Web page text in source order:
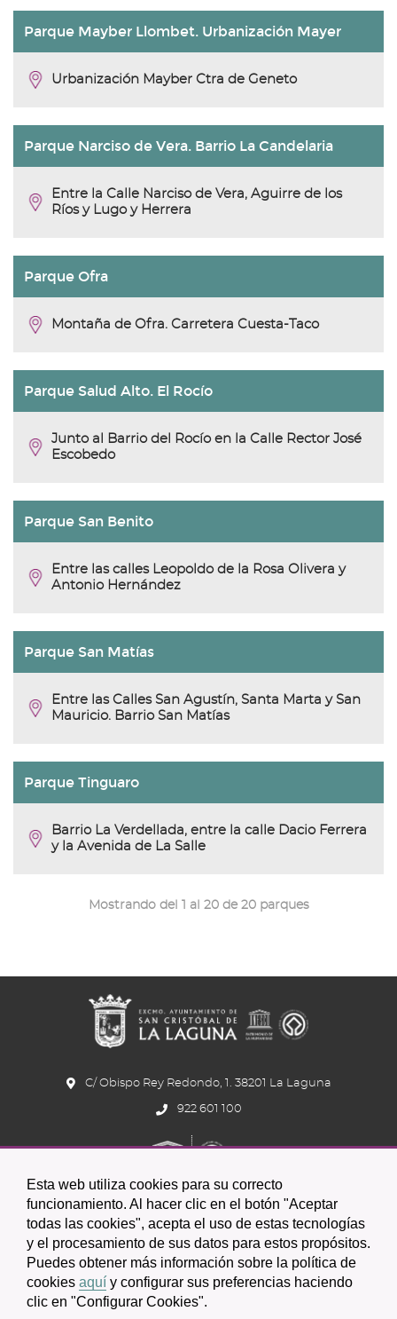
Esta web utiliza cookies para su correcto
funcionamiento. Al hacer clic en el botón "Aceptar
todas las cookies", acepta el uso de estas tecnologías
y el procesamiento de sus datos para estos propósitos.
Puedes obtener más información sobre la política de
cookies aquí y configurar sus preferencias haciendo
clic en "Configurar Cookies".
Parque Mayber Llombet. Urbanización Mayer
Urbanización Mayber Ctra de Geneto
Parque Narciso de Vera. Barrio La Candelaria
Entre la Calle Narciso de Vera, Aguirre de los
Ríos y Lugo y Herrera
Parque Ofra
Montaña de Ofra. Carretera Cuesta-Taco
Parque Salud Alto. El Rocío
Junto al Barrio del Rocío en la Calle Rector José
Escobedo
Parque San Benito
Entre las calles Leopoldo de la Rosa Olivera y
Antonio Hernández
Parque San Matías
Entre las Calles San Agustín, Santa Marta y San
Mauricio. Barrio San Matías
Parque Tinguaro
Barrio La Verdellada, entre la calle Dacio Ferrera
y la Avenida de La Salle
Mostrando del 1 al 20 de 20 parques
C/ Obispo Rey Redondo, 1. 38201 La Laguna
922 601 100
Icono
circular
Icono
de
facebook
Icono
circular
Icono
de
twitter
Icono
circular
Icono
de